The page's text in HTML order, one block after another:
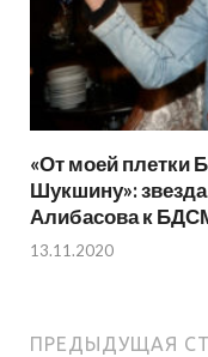
«От моей плетки
Шукшину»:
Алибасова к
13.11.2020
ПРЕДЫДУЩАЯ